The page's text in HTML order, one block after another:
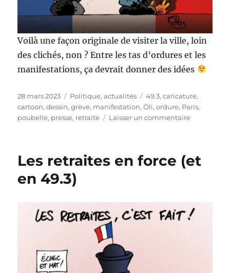
Voilà une façon originale de visiter la ville, loin
des clichés, non ? Entre les tas d’ordures et les
manifestations, ça devrait donner des idées
Publié
le
28 mars 2023 Catégories
Politique, actualités Étiquettes
49.3,caricature,
cartoon,dessin,grève, manifestation,Oli,ordure, Paris,
poubelle, presse, retraite Laisser un commentairesur
Les retraites en force (et
en 49.3)